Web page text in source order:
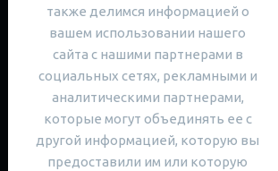
также делимся информацией о
вашем использовании нашего
сайта с нашими партнерами в
социальных сетях, рекламными и
аналитическими партнерами,
которые могут объединять ее с
другой информацией, которую вы
предоставили им или которую
Загрузить наше приложение
Поиск курсов